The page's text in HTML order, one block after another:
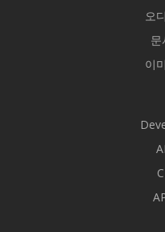
오
문
이